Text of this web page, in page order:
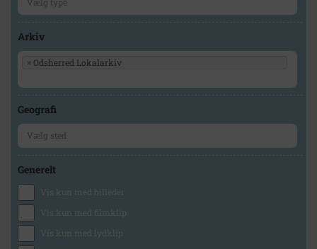
Arkiv
× Odsherred Lokalarkiv
Geografi
Generelt
Vis kun med billeder
Vis kun med filmklip
Vis kun med lydklip